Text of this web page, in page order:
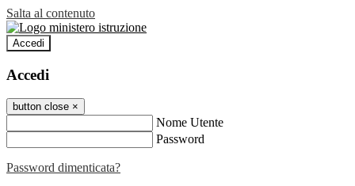
Salta al contenuto
Accedi
Accedi
button close ×
Nome Utente
Password
Password dimenticata?